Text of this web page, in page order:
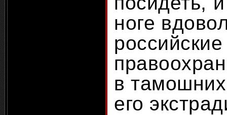
ноге
российские
в
его